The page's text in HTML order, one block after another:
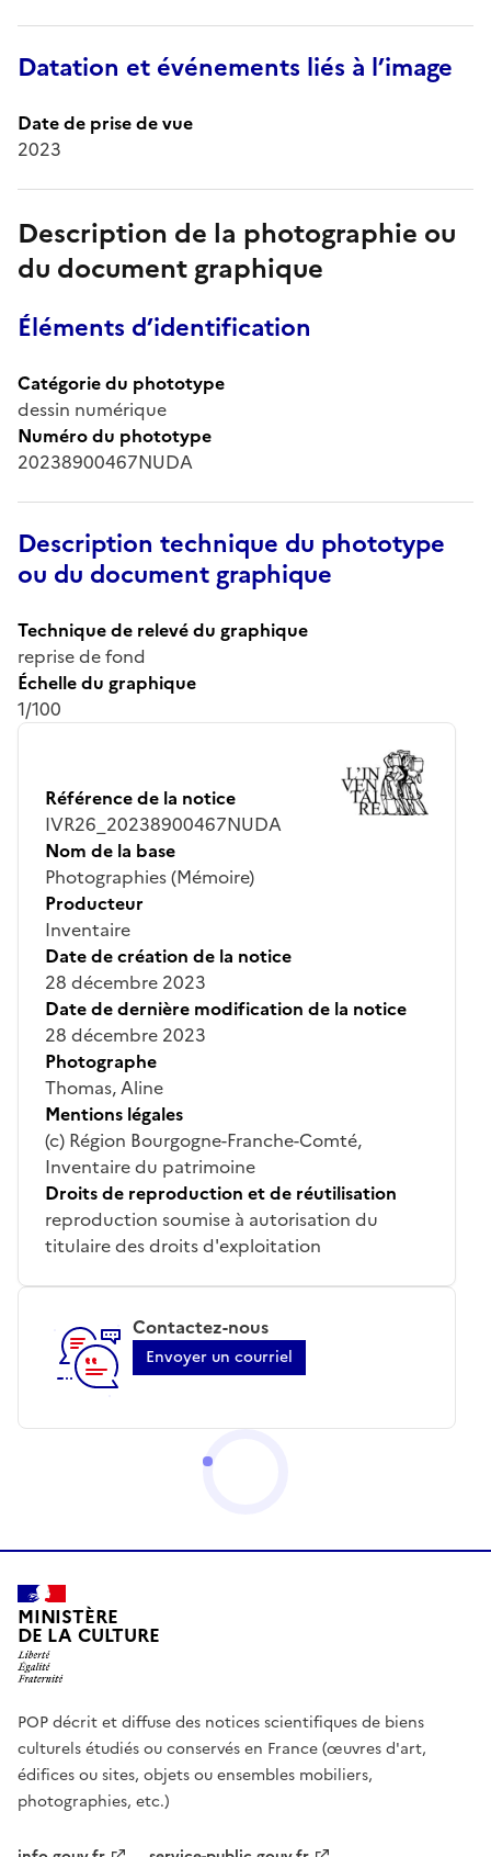
Datation et événements liés à l’image
Date de prise de vue
2023
Description de la photographie ou
du document graphique
Éléments d’identification
Catégorie du phototype
dessin numérique
Numéro du phototype
20238900467NUDA
Description technique du phototype
ou du document graphique
Technique de relevé du graphique
reprise de fond
Échelle du graphique
1/100
Référence de la notice
IVR26_20238900467NUDA
Nom de la base
Photographies (Mémoire)
Producteur
Inventaire
Date de création de la notice
28 décembre 2023
Date de dernière modification de la notice
28 décembre 2023
Photographe
Thomas, Aline
Mentions légales
(c) Région Bourgogne-Franche-Comté,
Inventaire du patrimoine
Droits de reproduction et de réutilisation
reproduction soumise à autorisation du
titulaire des droits d'exploitation
Contactez-nous
Envoyer un courriel
MINISTÈRE
DE LA CULTURE
POP décrit et diffuse des notices scientifiques de biens
culturels étudiés ou conservés en France (œuvres d'art,
édifices ou sites, objets ou ensembles mobiliers,
photographies, etc.)